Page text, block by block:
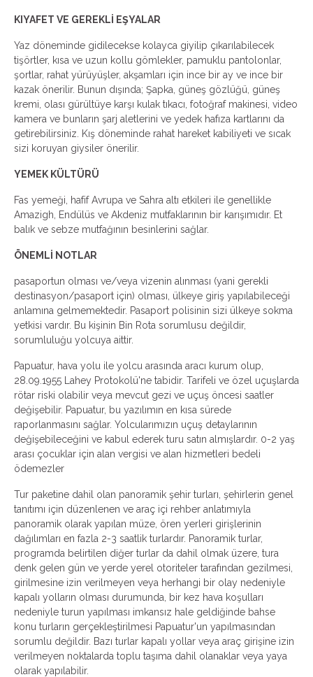
KIYAFET VE GEREKLİ EŞYALAR
Yaz döneminde gidilecekse kolayca giyilip çıkarılabilecek
tişörtler, kısa ve uzun kollu gömlekler, pamuklu pantolonlar,
şortlar, rahat yürüyüşler, akşamları için ince bir ay ve ince bir
kazak önerilir. Bunun dışında; Şapka, güneş gözlüğü, güneş
kremi, olası gürültüye karşı kulak tıkacı, fotoğraf makinesi, video
kamera ve bunların şarj aletlerini ve yedek hafıza kartlarını da
getirebilirsiniz. Kış döneminde rahat hareket kabiliyeti ve sıcak
sizi koruyan giysiler önerilir.
YEMEK KÜLTÜRÜ
Fas yemeği, hafif Avrupa ve Sahra altı etkileri ile genellikle
Amazigh, Endülüs ve Akdeniz mutfaklarının bir karışımıdır. Et
balık ve sebze mutfağının besinlerini sağlar.
ÖNEMLİ NOTLAR
pasaportun olması ve/veya vizenin alınması (yani gerekli
destinasyon/pasaport için) olması, ülkeye giriş yapılabileceği
anlamına gelmemektedir. Pasaport polisinin sizi ülkeye sokma
yetkisi vardır. Bu kişinin Bin Rota sorumlusu değildir,
sorumluluğu yolcuya aittir.
Papuatur, hava yolu ile yolcu arasında aracı kurum olup,
28.09.1955 Lahey Protokolü'ne tabidir. Tarifeli ve özel uçuşlarda
rötar riski olabilir veya mevcut gezi ve uçuş öncesi saatler
değişebilir. Papuatur, bu yazılımın en kısa sürede
raporlanmasını sağlar. Yolcularımızın uçuş detaylarının
değişebileceğini ve kabul ederek turu satın almışlardır. 0-2 yaş
arası çocuklar için alan vergisi ve alan hizmetleri bedeli
ödemezler
Tur paketine dahil olan panoramik şehir turları, şehirlerin genel
tanıtımı için düzenlenen ve araç içi rehber anlatımıyla
panoramik olarak yapılan müze, ören yerleri girişlerinin
dağılımları en fazla 2-3 saatlik turlardır. Panoramik turlar,
programda belirtilen diğer turlar da dahil olmak üzere, tura
denk gelen gün ve yerde yerel otoriteler tarafından gezilmesi,
girilmesine izin verilmeyen veya herhangi bir olay nedeniyle
kapalı yolların olması durumunda, bir kez hava koşulları
nedeniyle turun yapılması imkansız hale geldiğinde bahse
konu turların gerçekleştirilmesi Papuatur'un yapılmasından
sorumlu değildir. Bazı turlar kapalı yollar veya araç girişine izin
verilmeyen noktalarda toplu taşıma dahil olanaklar veya yaya
olarak yapılabilir.